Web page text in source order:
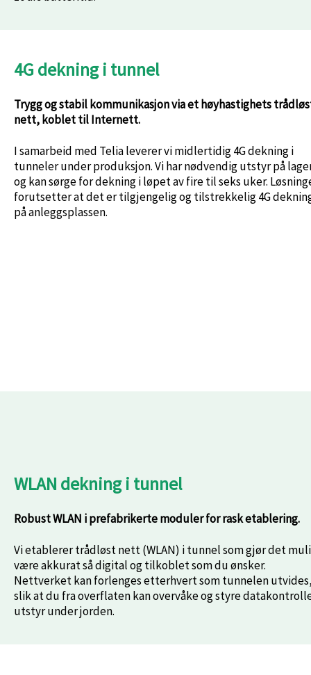
4G dekning i tunnel
Trygg og stabil kommunikasjon via et høyhastighets
nett, koblet til Internett.
I samarbeid med Telia leverer vi midlertidig 4G dekning i
tunneler under produksjon. Vi har nødvendig utstyr på
og kan sørge for dekning i løpet av fire til seks uker.
forutsetter at det er tilgjengelig og tilstrekkelig 4G
på anleggsplassen.
WLAN dekning i tunnel
Robust WLAN i prefabrikerte moduler for rask etablering.
Vi etablerer trådløst nett (WLAN) i tunnel som gjør det
være akkurat så digital og tilkoblet som du ønsker.
Nettverket kan forlenges etterhvert som tunnelen
slik at du fra overflaten kan overvåke og styre
utstyr under jorden.